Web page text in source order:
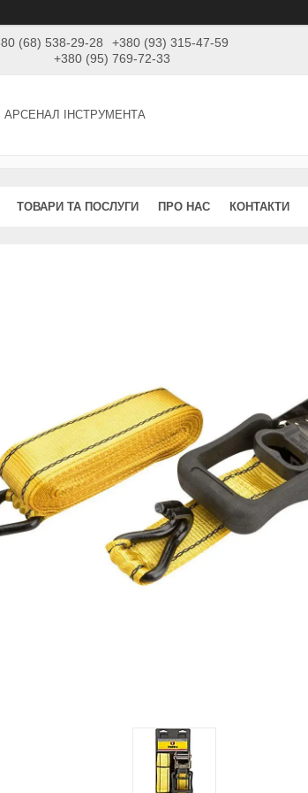
(68) 538-29-28
+380 (93) 315-47-59
+380 (95) 769-72-33
АРСЕНАЛ ІНСТРУМЕНТА
ТОВАРИ ТА ПОСЛУГИ ПРО НАС КОНТАКТИ